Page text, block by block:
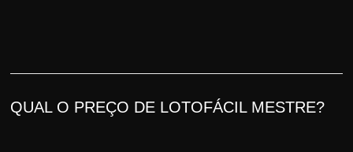
QUAL O PREÇO DE LOTOFÁCIL MESTRE?